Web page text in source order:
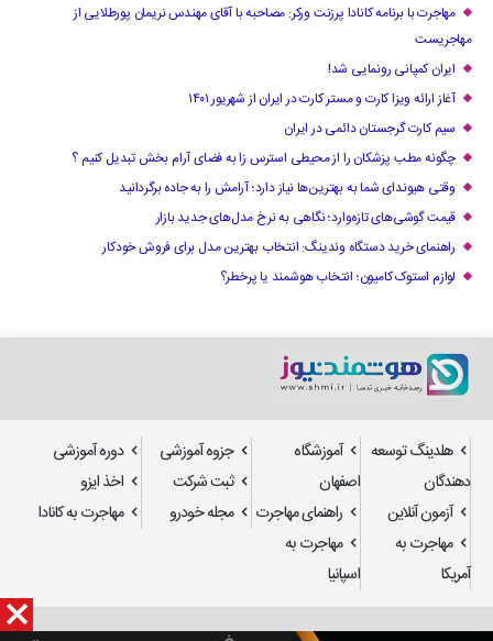
مهاجرت با برنامه کانادا پرزنت ورکر: مصاحبه با آقای مهندس نریمان پورطلایی از
مهاجریست
ایران کمپانی رونمایی شد!
آغاز ارائه ویزا کارت و مستر کارت در ایران از شهریور ۱۴۰۱
سیم کارت گرجستان دائمی در ایران
چگونه مطب پزشکان را از محیطی استرس زا به فضای آرام بخش تبدیل کنیم ؟
وقتی هیوندای شما به بهترین‌ها نیاز دارد؛ آرامش را به جاده برگردانید
قیمت گوشی‌های تازه‌وارد؛ نگاهی به نرخ مدل‌های جدید بازار
راهنمای خرید دستگاه وندینگ: انتخاب بهترین مدل برای فروش خودکار
لوازم استوک کامیون؛ انتخاب هوشمند یا پرخطر؟
هلدینگ توسعه
دهندگان
آموزشگاه
اصفهان
جزوه آموزشی
دوره آموزشی
ثبت شرکت
اخذ ایزو
آزمون آنلاین
راهنمای مهاجرت مجله خودرو
مهاجرت به کانادا
مهاجرت به
آمریکا
مهاجرت به
اسپانیا